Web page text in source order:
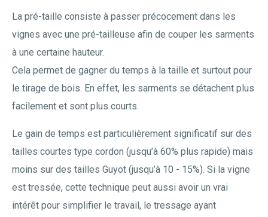
La pré-taille consiste à passer précocement dans les
vignes avec une pré-tailleuse afin de couper les sarments
à une certaine hauteur.
Cela permet de gagner du temps à la taille et surtout pour
le tirage de bois. En effet, les sarments se détachent plus
facilement et sont plus courts.
Le gain de temps est particulièrement significatif sur des
tailles courtes type cordon (jusqu’à 60% plus rapide) mais
moins sur des tailles Guyot (jusqu’à 10 - 15%). Si la vigne
est tressée, cette technique peut aussi avoir un vrai
intérêt pour simplifier le travail, le tressage ayant